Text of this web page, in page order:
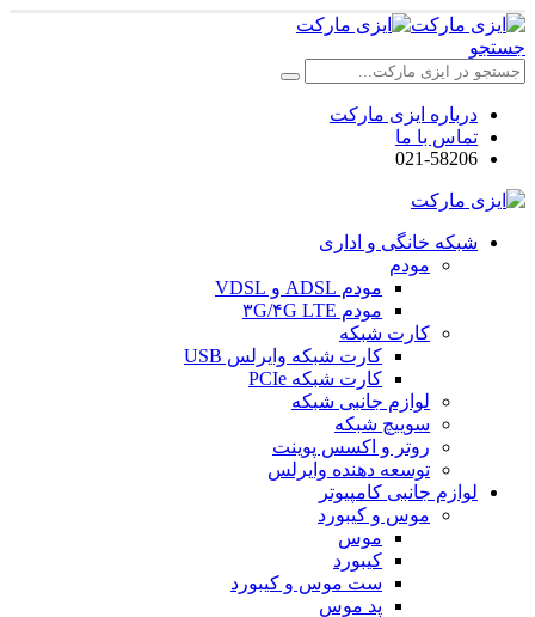
جستجو
درباره ایزی مارکت
تماس با ما
021-58206
شبکه خانگی و اداری
مودم
مودم ADSL و VDSL
مودم ۳G/۴G LTE
کارت شبکه
کارت شبکه وایرلس USB
کارت شبکه PCIe
لوازم جانبی شبکه
سوییچ شبکه
روتر و اکسس پوینت
توسعه دهنده وایرلس
لوازم جانبی کامپیوتر
موس و کیبورد
موس
کیبورد
ست موس و کیبورد
پد موس